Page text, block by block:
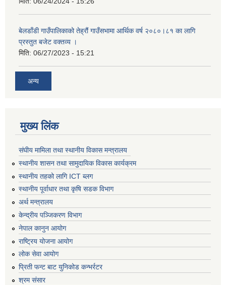
बेलडाँडी गाउँपालिकाको तेह्रौं गाउँसभामा आर्थिक वर्ष २०८०।८१ का लागि
प्रस्तुत बजेट वक्तव्य ।
मिति: 06/27/2023 - 15:21
अन्य
मुख्य लिंक
संघीय मामिला तथा स्थानीय विकास मन्त्रालय
स्थानीय शासन तथा सामुदायिक विकास कार्यक्रम
स्थानीय तहको लागि ICT ब्लग
स्थानीय पूर्वाधार तथा कृषि सडक विभाग
अर्थ मन्त्रालय
केन्द्रीय पञ्जिकरण विभाग
नेपाल कानुन आयोग
राष्ट्रिय योजना आयोग
लोक सेवा आयोग
प्रिती फन्ट बाट युनिकोड कन्भर्रटर
श्रम संसार